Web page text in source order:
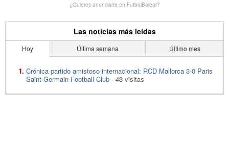
¿Quieres anunciarte en FutbolBalear?
Las noticias más leídas
Hoy Última semana Último mes
Crónica partido amistoso internacional: RCD Mallorca 3-0 Paris
Saint-Germain Football Club - 43 visitas